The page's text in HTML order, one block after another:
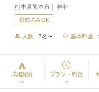
熊本県熊本市 │ 神社
挙式のみOK
人数 2名〜 基本料金
式場紹介 プラン・料金